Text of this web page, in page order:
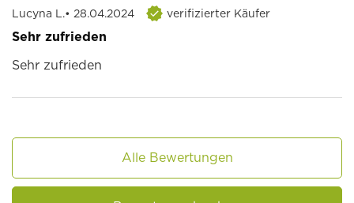
Lucyna L.• 28.04.2024 verifizierter Käufer
Sehr zufrieden
Sehr zufrieden
Alle Bewertungen